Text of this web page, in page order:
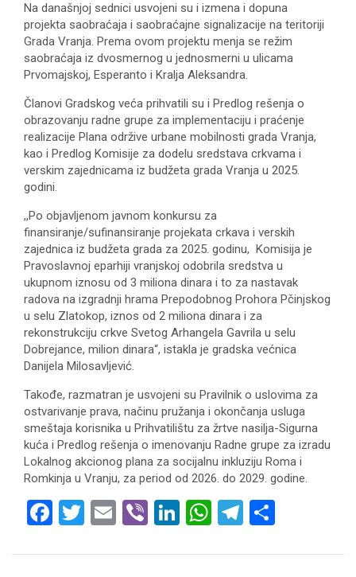
Na današnjoj sednici usvojeni su i izmena i dopuna
projekta saobraćaja i saobraćajne signalizacije na teritoriji
Grada Vranja. Prema ovom projektu menja se režim
saobraćaja iz dvosmernog u jednosmerni u ulicama
Prvomajskoj, Esperanto i Kralja Aleksandra.
Članovi Gradskog veća prihvatili su i Predlog rešenja o
obrazovanju radne grupe za implementaciju i praćenje
realizacije Plana održive urbane mobilnosti grada Vranja,
kao i Predlog Komisije za dodelu sredstava crkvama i
verskim zajednicama iz budžeta grada Vranja u 2025.
godini.
,,Po objavljenom javnom konkursu za
finansiranje/sufinansiranje projekata crkava i verskih
zajednica iz budžeta grada za 2025. godinu, Komisija je
Pravoslavnoj eparhiji vranjskoj odobrila sredstva u
ukupnom iznosu od 3 miliona dinara i to za nastavak
radova na izgradnji hrama Prepodobnog Prohora Pčinjskog
u selu Zlatokop, iznos od 2 miliona dinara i za
rekonstrukciju crkve Svetog Arhangela Gavrila u selu
Dobrejance, milion dinara“, istakla je gradska većnica
Danijela Milosavljević.
Takođe, razmatran je usvojeni su Pravilnik o uslovima za
ostvarivanje prava, načinu pružanja i okončanja usluga
smeštaja korisnika u Prihvatilištu za žrtve nasilja-Sigurna
kuća i Predlog rešenja o imenovanju Radne grupe za izradu
Lokalnog akcionog plana za socijalnu inkluziju Roma i
Romkinja u Vranju, za period od 2026. do 2029. godine.
F
ce
T
tt
E
ail
Vi
er
Li
ke
W
at
T
e
ar